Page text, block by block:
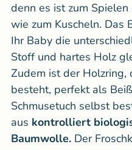
denn es ist zum
wie zum Kuscheln. Das
Ihr Baby die
Stoff und hartes Holz
Zudem ist der Holzring,
besteht, perfekt als
Schmusetuch selbst
aus kontrolliert
Baumwolle. Der